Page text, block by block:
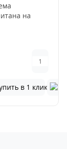
на